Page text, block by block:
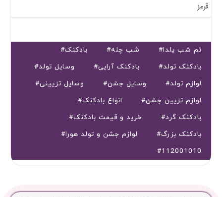
قرمز
#تم شب یلدا #شب چله
#بادکنک
#بادکنک تولد
#بادکنک آرایی
#وسایل تولد
#لوازم تولد
#وسایل جشن
#وسایل تزیینی
#لوازم تزیین جشن
#انواع بادکنک
#بادکنک گرد
#خرید و قیمت بادکنک
#بادکنک بزرگ
#لوازم جشن و تولد هورا
#112001010